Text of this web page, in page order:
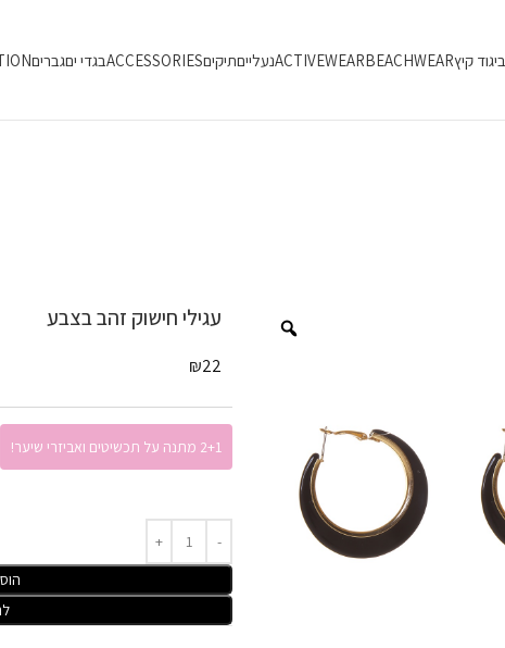
ביגוד קיץBEACHWEAR
ACTIVEWEARנעלייםתיקיםACCESSORIESבגדי יםגברים
עגילי חישוק זהב בצבע
₪22
2+1 מתנה על תכשיטים ואביזרי שיער!